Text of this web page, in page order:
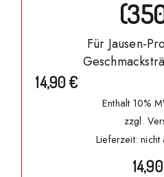
Für Jausen-
14,90€
Enthält 10%
zzgl.
Lieferzeit: nicht